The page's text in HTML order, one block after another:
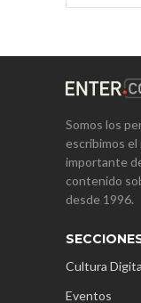
Somos los
escribimos
importante
contenido
desde 1996.
Cultura
Eventos